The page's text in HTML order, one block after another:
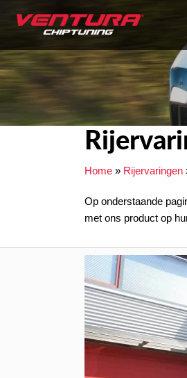
Home » Rijervaringen
Op onderstaande
met ons product op